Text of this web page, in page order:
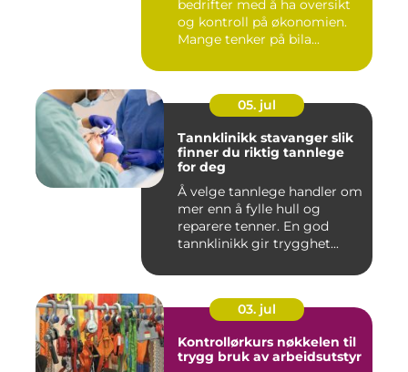
bedrifter med å ha oversikt
og kontroll på økonomien.
Mange tenker på bila...
05. jul
Tannklinikk stavanger slik
finner du riktig tannlege
for deg
Å velge tannlege handler om
mer enn å fylle hull og
reparere tenner. En god
tannklinikk gir trygghet...
03. jul
Kontrollørkurs nøkkelen til
trygg bruk av arbeidsutstyr